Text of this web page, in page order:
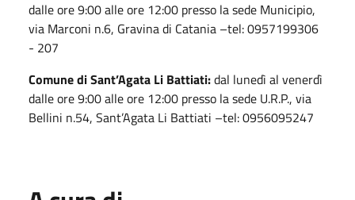
dalle ore 9:00 alle ore 12:00 presso la sede Municipio,
via Marconi n.6, Gravina di Catania –tel: 0957199306
- 207
Comune di Sant’Agata Li Battiati:dal lunedì al venerdì
dalle ore 9:00 alle ore 12:00 presso la sede U.R.P., via
Bellini n.54, Sant’Agata Li Battiati –tel: 0956095247